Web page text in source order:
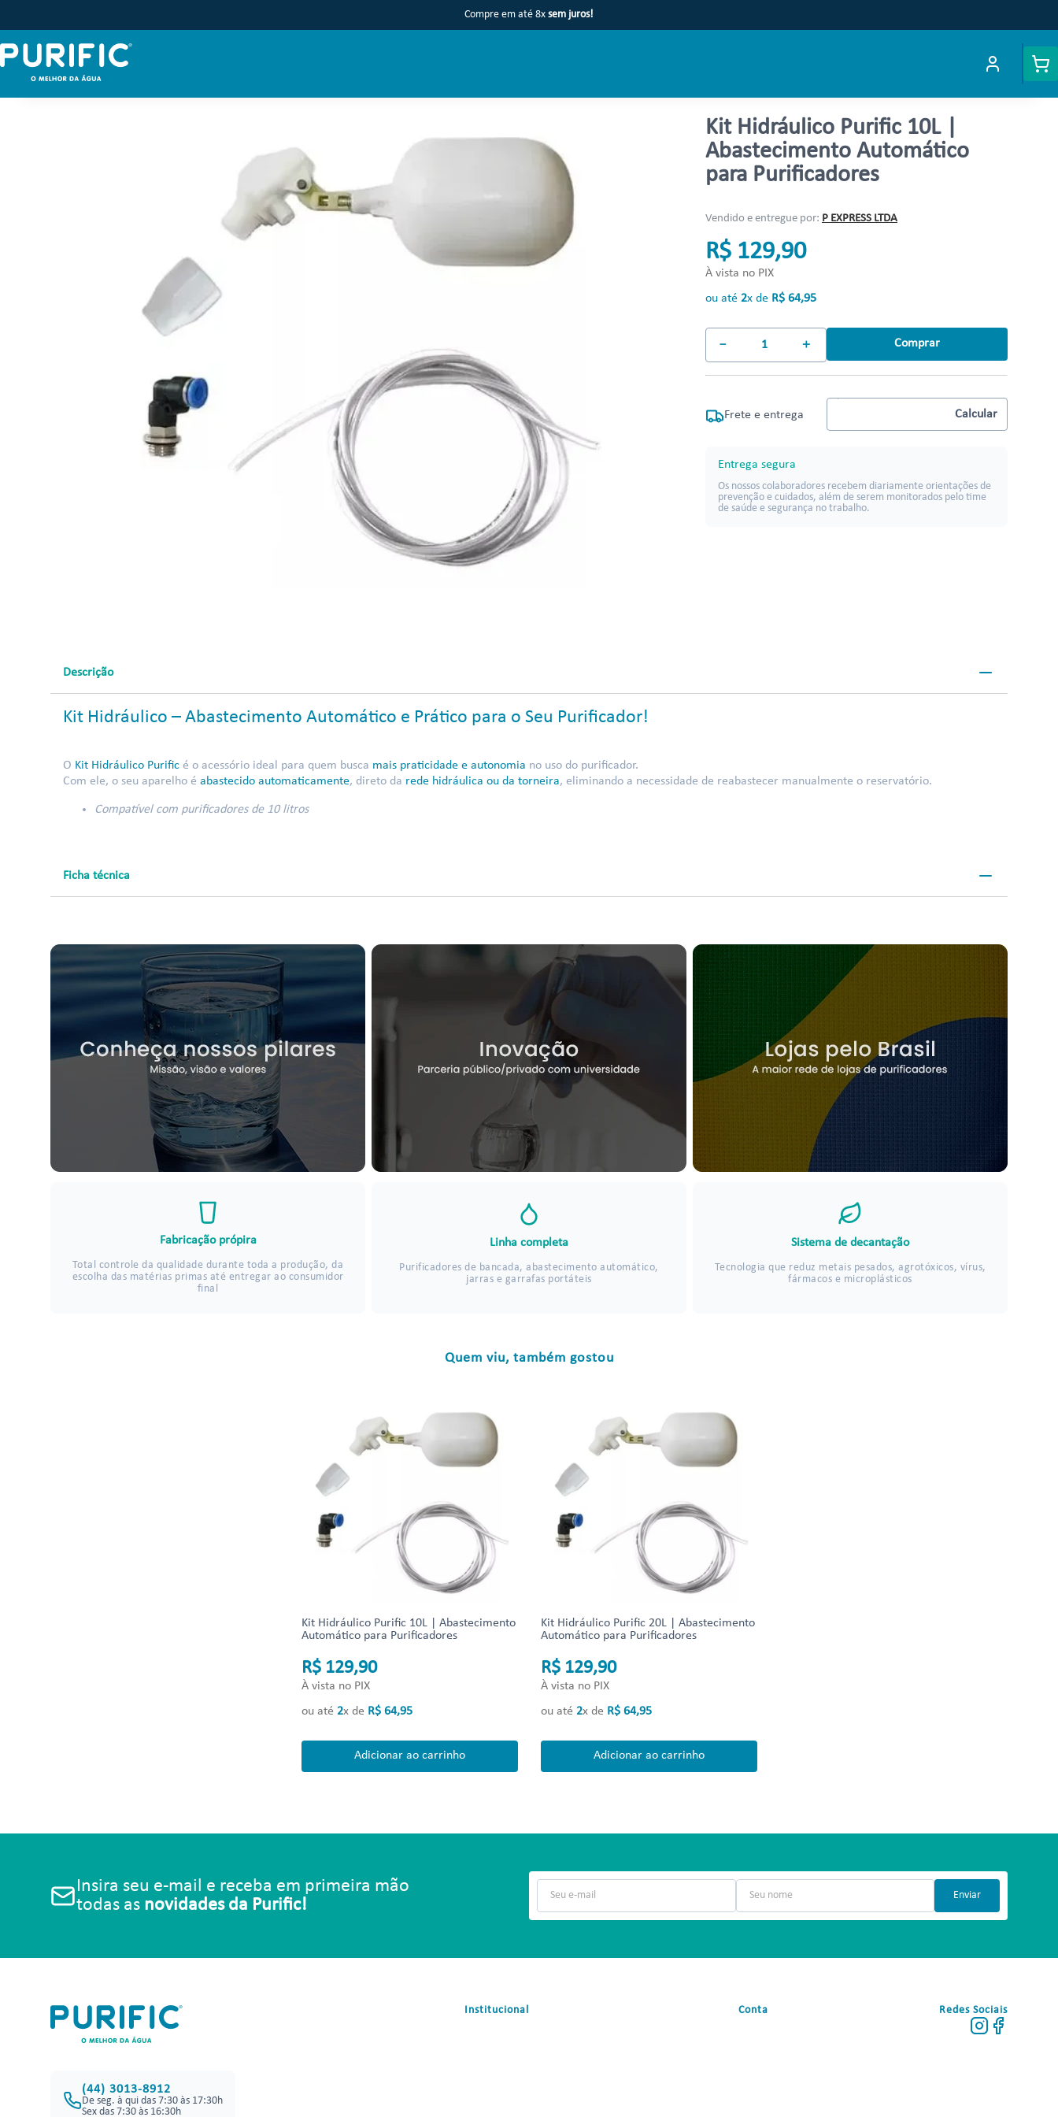
Compre em até 8x sem juros!
Kit Hidráulico Purific 10L |
Abastecimento Automático
para Purificadores
Vendido e entregue por: P EXPRESS LTDA
R$ 129,90
À vista no PIX
ou até 2x de R$ 64,95
＋
－ Comprar
Frete e entrega
Entrega segura
Os nossos colaboradores recebem diariamente orientações de
prevenção e cuidados, além de serem monitorados pelo time
de saúde e segurança no trabalho.
Descrição
Kit Hidráulico – Abastecimento Automático e Prático para o Seu Purificador!
O Kit Hidráulico Purific é o acessório ideal para quem busca mais praticidade e autonomia no uso do purificador.
Com ele, o seu aparelho é abastecido automaticamente, direto da rede hidráulica ou da torneira, eliminando a necessidade de reabastecer manualmente o reservatório.
Compatível com purificadores de 10 litros
Ficha técnica
Fabricação própira
Total controle da qualidade durante toda a produção, da
escolha das matérias primas até entregar ao consumidor
final
Linha completa
Purificadores de bancada, abastecimento automático,
jarras e garrafas portáteis
Sistema de decantação
Tecnologia que reduz metais pesados, agrotóxicos, vírus,
fármacos e microplásticos
Quem viu, também gostou
Kit Hidráulico Purific 10L | Abastecimento
Automático para Purificadores
R$ 129,90
À vista no PIX
ou até 2x de R$ 64,95
Adicionar ao carrinho
Kit Hidráulico Purific 20L | Abastecimento
Automático para Purificadores
R$ 129,90
À vista no PIX
ou até 2x de R$ 64,95
Adicionar ao carrinho
Insira seu e-mail e receba em primeira mão
todas as novidades da Purific!
Enviar
(44) 3013-8912
De seg. à qui das 7:30 às 17:30h
Sex das 7:30 às 16:30h
Institucional Conta Redes Sociais